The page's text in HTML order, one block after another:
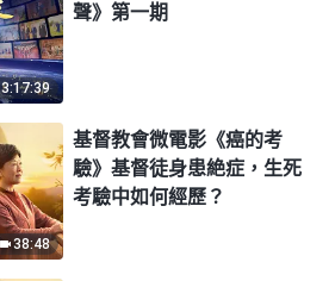
3:17:39
聲》第一期
38:48
基督教會微電影《癌的考
驗》基督徒身患絶症，生死
考驗中如何經歷？